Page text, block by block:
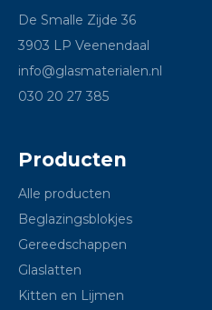
De Smalle Zijde 36
3903 LP Veenendaal
info@glasmaterialen.nl
030 20 27 385
Producten
Alle producten
Beglazingsblokjes
Gereedschappen
Glaslatten
Kitten en Lijmen